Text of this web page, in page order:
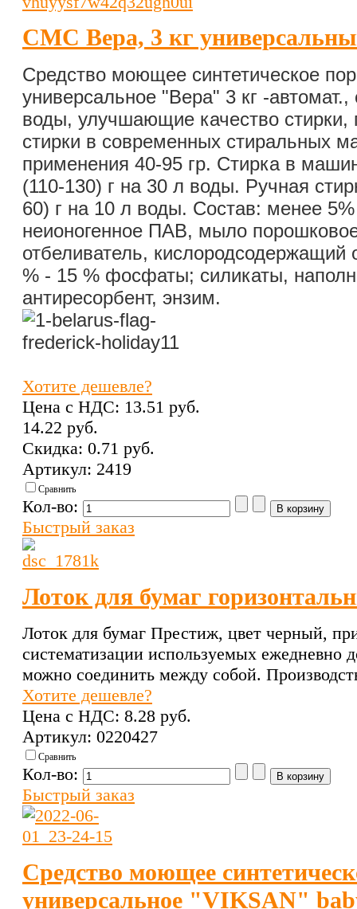
СМС Вера, 3 кг
Средство моющее синтетическое
универсальное "Вера" 3 кг -
воды, улучшающие качество стирки,
стирки в современных стиральных
применения 40-95 гр. Стирка в
(110-130) г на 30 л воды. Ручная
60) г на 10 л воды. Состав: менее
неионогенное ПАВ, мыло
отбеливатель, кислородсодержащий
% - 15 % фосфаты; силикаты,
антиресорбент, энзим.
Хотите дешевле?
Цена с НДС: 13.51 pуб.
14.22 pуб.
Скидка: 0.71 pуб.
Артикул: 2419
Сравнить
Кол-во:
Быстрый заказ
Лоток для бумаг
Лоток для бумаг Престиж, цвет черный,
систематизации используемых ежедневно
можно соединить между собой.
Хотите дешевле?
Цена с НДС: 8.28 pуб.
Артикул: 0220427
Сравнить
Кол-во:
Быстрый заказ
Средство моющее
универсальное "VIKSAN"